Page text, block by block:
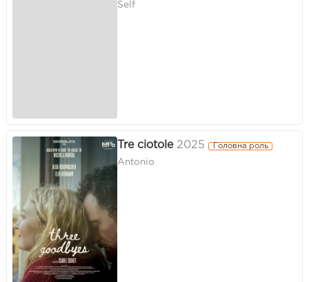
Self
Tre ciotole 2025 Головна роль
Antonio